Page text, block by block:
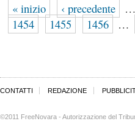
« inizio ‹ precedente …
1454
1455 1456 …
CONTATTI REDAZIONE
©2011 FreeNovara - Autorizzazione del